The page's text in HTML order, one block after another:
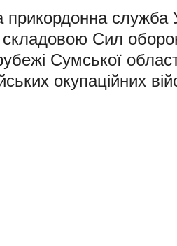
служба
складовою Сил
Сумської
окупаційних